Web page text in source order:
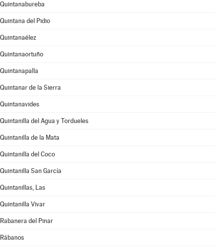
Quintanabureba
Quintana del Pidio
Quintanaélez
Quintanaortuño
Quintanapalla
Quintanar de la Sierra
Quintanavides
Quintanilla del Agua y Tordueles
Quintanilla de la Mata
Quintanilla del Coco
Quintanilla San García
Quintanillas, Las
Quintanilla Vivar
Rabanera del Pinar
Rábanos